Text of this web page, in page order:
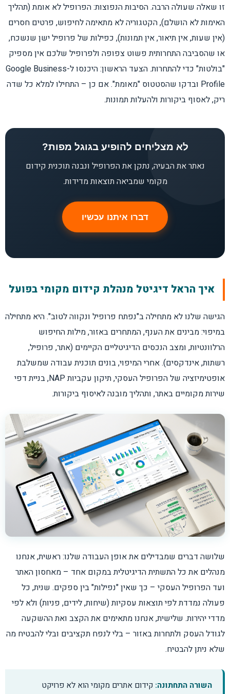
זו שאלה שעולה הרבה. הסיבות הנפוצות: הפרופיל לא אומת (תהליך
האימות לא הושלם), הקטגוריה לא מתאימה לחיפוש, פרטים חסרים
(אין שעות, אין תיאור, אין תמונות), כפילות של פרופיל ישן שנשכח,
או שהסביבה התחרותית פשוט צפופה ולפרופיל שלכם אין מספיק
"בולטות" כדי להתחרות. הצעד הראשון: היכנסו ל-Google Business
Profile ובדקו שהסטטוס "מאומת". אם כן – התחילו למלא כל שדה
ריק, לאסוף ביקורות ולהעלות תמונות.
לא מצליחים להופיע בגוגל מפות?
נאתר את הבעיה, נתקן את הפרופיל ונבנה תוכנית קידום
מקומי שמביאה תוצאות מדידות.
דברו איתנו עכשיו
איך הראל דיגיטל מנהלת קידום מקומי בפועל
הגישה שלנו לא מתחילה ב"נפתח פרופיל ונקווה לטוב". היא מתחילה
במיפוי: מבינים את הענף, המתחרים באזור, מילות החיפוש
הרלוונטיות, ומצב הנכסים הדיגיטליים הקיימים (אתר, פרופיל,
רשתות, אינדקסים). אחרי המיפוי, בונים תוכנית עבודה שמשלבת
אופטימיזציה של הפרופיל העסקי, תיקון עקביות NAP, בניית דפי
שירות מקומיים באתר, ותהליך מובנה לאיסוף ביקורות.
שלושה דברים שמבדילים את אופן העבודה שלנו: ראשית, אנחנו
מנהלים את כל התשתית הדיגיטלית במקום אחד – מאחסון האתר
ועד הפרופיל העסקי – כך שאין "נפילות" בין ספקים. שנית, כל
פעולה נמדדת לפי תוצאות עסקיות (שיחות, לידים, פניות) ולא לפי
מדדי יהירות. שלישית, אנחנו מתאימים את הקצב ואת ההשקעה
לגודל העסק ולתחרות באזור – בלי לנפח תקציבים ובלי להבטיח מה
שלא ניתן להבטיח.
השורה התחתונה: קידום אתרים מקומי הוא לא פרויקט